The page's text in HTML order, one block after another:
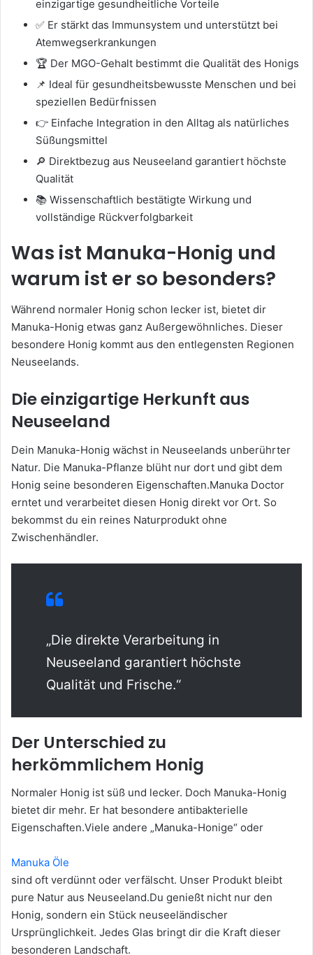
einzigartige gesundheitliche Vorteile
✅ Er stärkt das Immunsystem und unterstützt bei
Atemwegserkrankungen
🏆 Der MGO-Gehalt bestimmt die Qualität des Honigs
📌 Ideal für gesundheitsbewusste Menschen und bei
speziellen Bedürfnissen
👉 Einfache Integration in den Alltag als natürliches
Süßungsmittel
🔎 Direktbezug aus Neuseeland garantiert höchste
Qualität
📚 Wissenschaftlich bestätigte Wirkung und
vollständige Rückverfolgbarkeit
Was ist Manuka-Honig und
warum ist er so besonders?
Während normaler Honig schon lecker ist, bietet dir
Manuka-Honig etwas ganz Außergewöhnliches. Dieser
besondere Honig kommt aus den entlegensten Regionen
Neuseelands.
Die einzigartige Herkunft aus
Neuseeland
Dein Manuka-Honig wächst in Neuseelands unberührter
Natur. Die Manuka-Pflanze blüht nur dort und gibt dem
Honig seine besonderen Eigenschaften.Manuka Doctor
erntet und verarbeitet diesen Honig direkt vor Ort. So
bekommst du ein reines Naturprodukt ohne
Zwischenhändler.
„Die direkte Verarbeitung in
Neuseeland garantiert höchste
Qualität und Frische.“
Der Unterschied zu
herkömmlichem Honig
Normaler Honig ist süß und lecker. Doch Manuka-Honig
bietet dir mehr. Er hat besondere antibakterielle
Eigenschaften.Viele andere „Manuka-Honige“ oder
Manuka Öle
sind oft verdünnt oder verfälscht. Unser Produkt bleibt
pure Natur aus Neuseeland.Du genießt nicht nur den
Honig, sondern ein Stück neuseeländischer
Ursprünglichkeit. Jedes Glas bringt dir die Kraft dieser
besonderen Landschaft.